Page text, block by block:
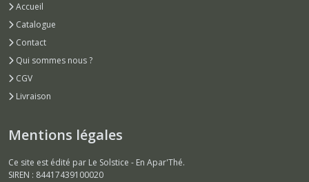
Accueil
Catalogue
Contact
Qui sommes nous ?
CGV
Livraison
Mentions légales
Ce site est édité par Le Solstice - En Apar'Thé.
SIREN : 84417439100020